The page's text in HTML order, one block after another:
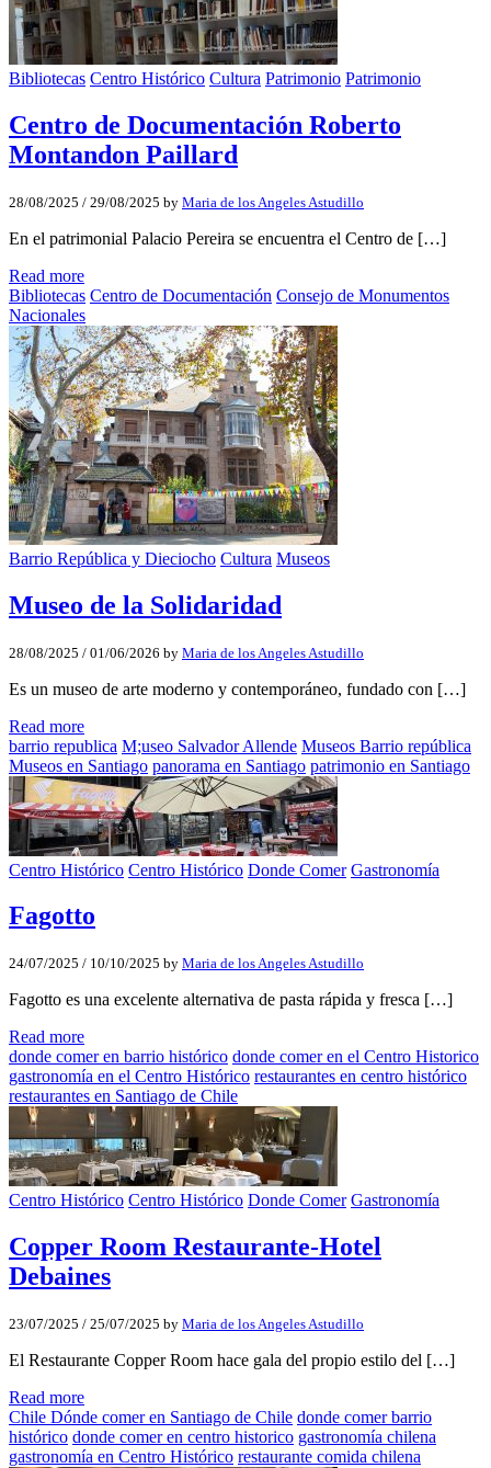
Bibliotecas Centro Histórico Cultura Patrimonio Patrimonio
Centro de Documentación Roberto
Montandon Paillard
28/08/2025 / 29/08/2025 by Maria de los Angeles Astudillo
En el patrimonial Palacio Pereira se encuentra el Centro de […]
Read more
Bibliotecas Centro de Documentación Consejo de Monumentos
Nacionales
Barrio República y Dieciocho Cultura Museos
Museo de la Solidaridad
28/08/2025 / 01/06/2026 by Maria de los Angeles Astudillo
Es un museo de arte moderno y contemporáneo, fundado con […]
Read more
barrio republica M;useo Salvador Allende Museos Barrio república
Museos en Santiago panorama en Santiago patrimonio en Santiago
Centro Histórico Centro Histórico Donde Comer Gastronomía
Fagotto
24/07/2025 / 10/10/2025 by Maria de los Angeles Astudillo
Fagotto es una excelente alternativa de pasta rápida y fresca […]
Read more
donde comer en barrio histórico donde comer en el Centro Historico
gastronomía en el Centro Histórico restaurantes en centro histórico
restaurantes en Santiago de Chile
Centro Histórico Centro Histórico Donde Comer Gastronomía
Copper Room Restaurante-Hotel
Debaines
23/07/2025 / 25/07/2025 by Maria de los Angeles Astudillo
El Restaurante Copper Room hace gala del propio estilo del […]
Read more
Chile Dónde comer en Santiago de Chile donde comer barrio
histórico donde comer en centro historico gastronomía chilena
gastronomía en Centro Histórico restaurante comida chilena